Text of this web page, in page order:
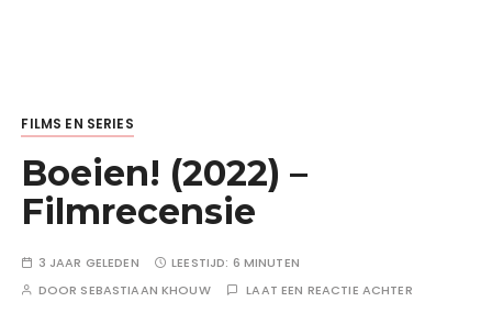
FILMS EN SERIES
Boeien! (2022) –
Filmrecensie
3 JAAR GELEDEN LEESTIJD: 6 MINUTEN
DOOR SEBASTIAAN KHOUW LAAT EEN REACTIE ACHTER